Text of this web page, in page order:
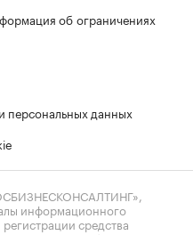
об ограничениях
персональных данных
информационного
средства